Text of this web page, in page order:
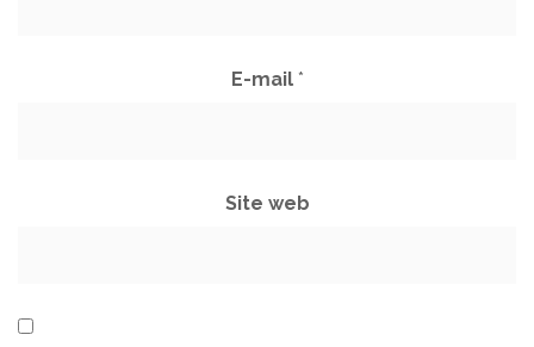
E-mail *
Site web